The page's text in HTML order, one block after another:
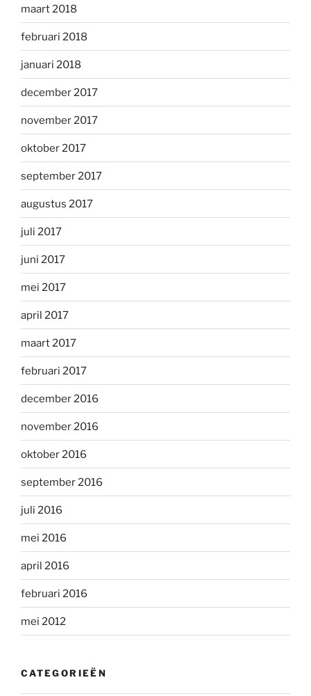
maart 2018
februari 2018
januari 2018
december 2017
november 2017
oktober 2017
september 2017
augustus 2017
juli 2017
juni 2017
mei 2017
april 2017
maart 2017
februari 2017
december 2016
november 2016
oktober 2016
september 2016
juli 2016
mei 2016
april 2016
februari 2016
mei 2012
CATEGORIEËN